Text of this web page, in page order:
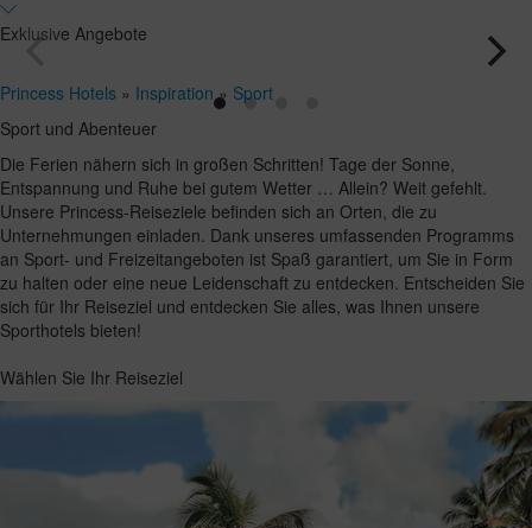
Belegungen
Jahren
17
Exklusive Angebote
Princess Hotels » Inspiration » Sport
Sport und Abenteuer
Die Ferien nähern sich in großen Schritten! Tage der Sonne,
Entspannung und Ruhe bei gutem Wetter … Allein? Weit gefehlt.
Unsere Princess-Reiseziele befinden sich an Orten, die zu
Unternehmungen einladen. Dank unseres umfassenden Programms
an Sport- und Freizeitangeboten ist Spaß garantiert, um Sie in Form
zu halten oder eine neue Leidenschaft zu entdecken. Entscheiden Sie
sich für Ihr Reiseziel und entdecken Sie alles, was Ihnen unsere
Sporthotels bieten!
Wählen Sie Ihr Reiseziel